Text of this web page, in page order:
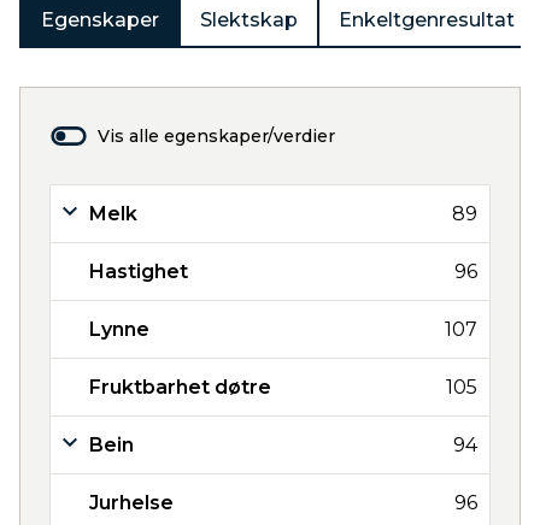
Egenskaper Slektskap Enkeltgenresultat
Vis alle egenskaper/verdier
Melk 89
Hastighet 96
Lynne 107
Fruktbarhet døtre 105
Bein 94
Jurhelse 96